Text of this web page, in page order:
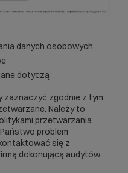
danych osobowych
dotyczą
zaznaczyć zgodnie z tym,
Należy to
przetwarzania
problem
się z
dokonującą audytów.